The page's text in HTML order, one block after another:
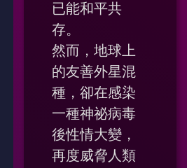
已能和平共
存。
然而，地球上
的友善外星混
種，卻在感染
一種神祕病毒
後性情大變，
再度威脅人類